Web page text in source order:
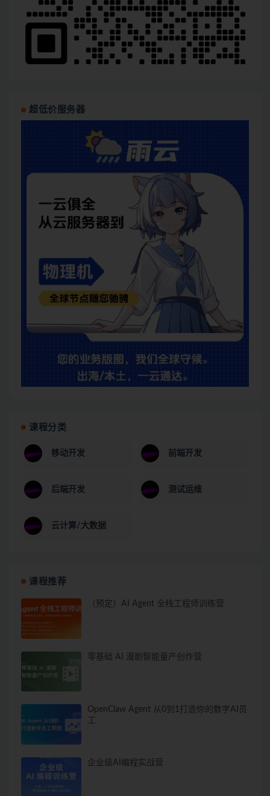
超低价服务器
课程分类
移动开发 前端开发
后端开发 测试运维
云计算/大数据
课程推荐
（预定）AI Agent 全栈工程师训练营
零基础 AI 漫剧智能量产创作营
OpenClaw Agent 从0到1打造你的数字AI员
企业级AI编程实战营